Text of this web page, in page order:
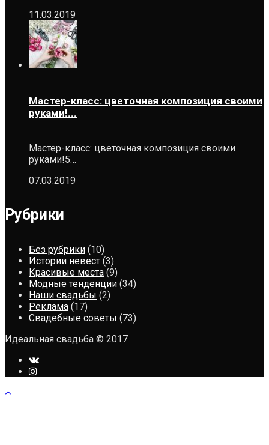
11.03.2019
Мастер-класс: цветочная композиция своими
руками!...
Мастер-класс: цветочная композиция своими
руками!5…
07.03.2019
Рубрики
Без рубрики (10)
Истории невест (3)
Красивые места (9)
Модные тенденции (34)
Наши свадьбы (2)
Реклама (17)
Свадебные советы (73)
Идеальная свадьба © 2017